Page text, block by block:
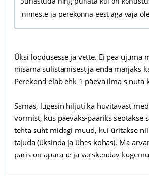
inimeste ja perekonna eest aga vaja
Üksi loodusesse ja vette. Ei pea ujuma
niisama sulistamisest ja enda märjaks
Perekond elab ehk 1 päeva ilma sinuta
Samas, lugesin hiljuti ka huvitavast
vormist, kus päevaks-paariks seotakse
tehta suht midagi muud, kui üritakse
tajuda (üksinda ja ühes kohas). Ma
päris omapärane ja värskendav